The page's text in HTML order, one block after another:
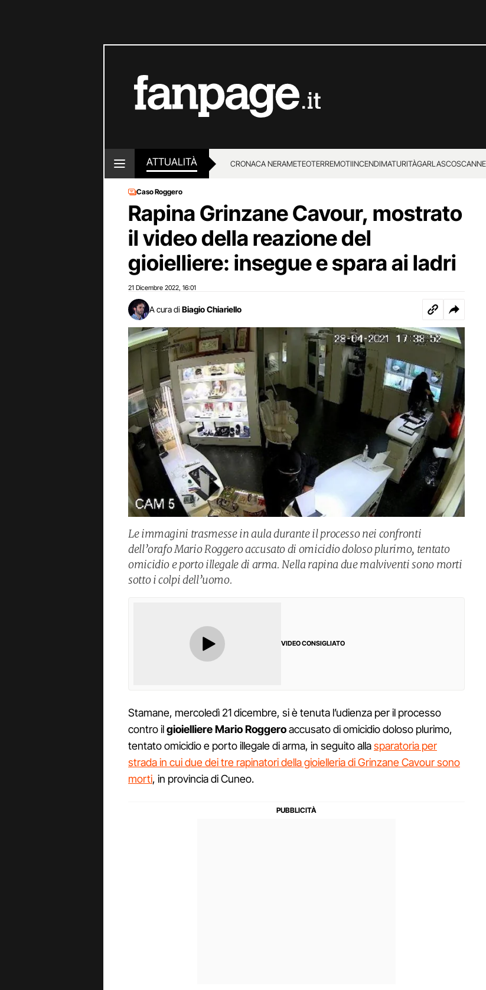
ATTUALITÀ CRONACA NERAMETEOTERREMOTIINCENDIMATURITÀGARLASCO
Caso Roggero
Rapina Grinzane Cavour, mostrato
il video della reazione del
gioielliere: insegue e spara ai ladri
21 Dicembre 2022 16:01
A cura di Biagio Chiariello
Le immagini trasmesse in aula durante il processo nei confronti
dell’orafo Mario Roggero accusato di omicidio doloso plurimo, tentato
omicidio e porto illegale di arma. Nella rapina due malviventi sono morti
sotto i colpi dell’uomo.
VIDEO CONSIGLIATO
Stamane, mercoledì 21 dicembre, si è tenuta l’udienza per il processo
contro ilgioielliere Mario Roggeroaccusato di omicidio doloso plurimo,
tentato omicidio e porto illegale di arma, in seguito allasparatoria per
strada in cui due dei tre rapinatori della gioielleria di Grinzane Cavour sono
morti, in provincia di Cuneo.